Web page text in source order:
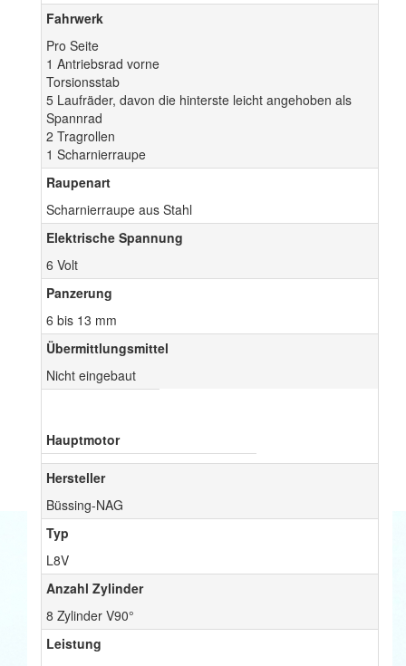
Fahrwerk
Pro Seite
1 Antriebsrad vorne
Torsionsstab
5 Laufräder, davon die hinterste leicht angehoben als
Spannrad
2 Tragrollen
1 Scharnierraupe
Raupenart
Scharnierraupe aus Stahl
Elektrische Spannung
6 Volt
Panzerung
6 bis 13 mm
Übermittlungsmittel
Nicht eingebaut
Hauptmotor
Hersteller
Büssing-NAG
Typ
L8V
Anzahl Zylinder
8 Zylinder V90°
Leistung